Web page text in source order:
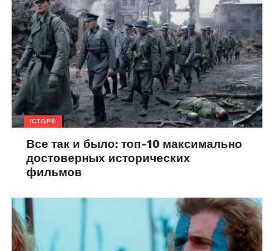
ІСТОРІЇ
Все так и было: топ-10 максимально
достоверных исторических
фильмов